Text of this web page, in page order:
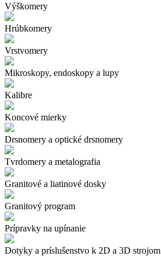
Výškomery
Hrúbkomery
Vrstvomery
Mikroskopy, endoskopy a lupy
Kalibre
Koncové mierky
Drsnomery a optické drsnomery
Tvrdomery a metalografia
Granitové a liatinové dosky
Granitový program
Prípravky na upínanie
Dotyky a príslušenstvo k 2D a 3D strojom